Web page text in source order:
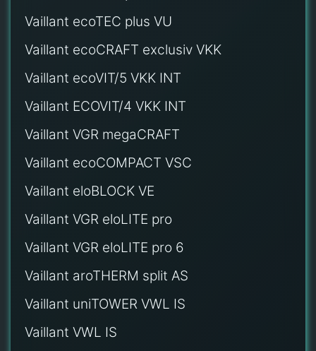
Vaillant ecoTEC plus VU
Vaillant ecoCRAFT exclusiv VKK
Vaillant ecoVIT/5 VKK INT
Vaillant ECOVIT/4 VKK INT
Vaillant VGR megaCRAFT
Vaillant ecoCOMPACT VSC
Vaillant eloBLOCK VE
Vaillant VGR eloLITE pro
Vaillant VGR eloLITE pro 6
Vaillant aroTHERM split AS
Vaillant uniTOWER VWL IS
Vaillant VWL IS